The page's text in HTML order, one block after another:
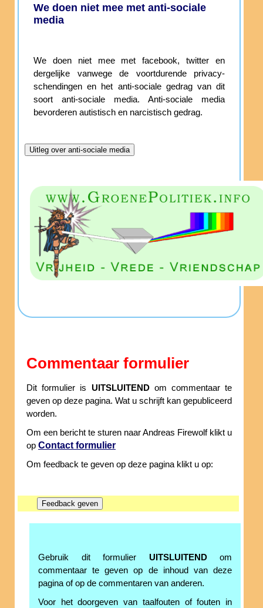
We doen niet mee met anti-sociale
media
We doen niet mee met facebook, twitter en
dergelijke vanwege de voortdurende privacy-
schendingen en het anti-sociale gedrag van dit
soort anti-sociale media. Anti-sociale media
bevorderen autistisch en narcistisch gedrag.
Commentaar formulier
Dit formulier is UITSLUITENDom commentaar te
geven op deze pagina. Wat u schrijft kan gepubliceerd
worden.
Om een bericht te sturen naar Andreas Firewolf klikt u
op Contact formulier
Om feedback te geven op deze pagina klikt u op:
Gebruik dit formulier UITSLUITENDom
commentaar te geven op de inhoud van deze
pagina of op de commentaren van anderen.
Voor het doorgeven van taalfouten of fouten in